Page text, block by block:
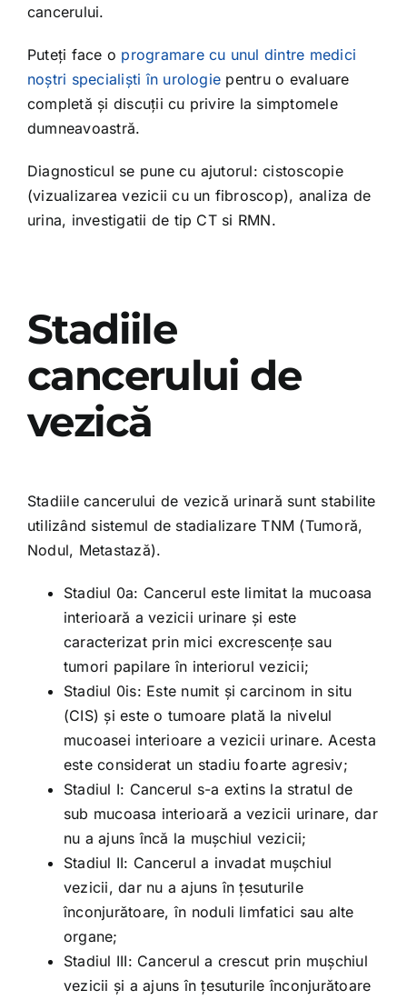
cancerului.
Puteți face o programare cu unul dintre medici
noștri specialiști în urologie pentru o evaluare
completă și discuții cu privire la simptomele
dumneavoastră.
Diagnosticul se pune cu ajutorul: cistoscopie
(vizualizarea vezicii cu un fibroscop), analiza de
urina, investigatii de tip CT si RMN.
Stadiile
cancerului de
vezică
Stadiile cancerului de vezică urinară sunt stabilite
utilizând sistemul de stadializare TNM (Tumoră,
Nodul, Metastază).
Stadiul 0a: Cancerul este limitat la mucoasa
interioară a vezicii urinare și este
caracterizat prin mici excrescențe sau
tumori papilare în interiorul vezicii;
Stadiul 0is: Este numit și carcinom in situ
(CIS) și este o tumoare plată la nivelul
mucoasei interioare a vezicii urinare. Acesta
este considerat un stadiu foarte agresiv;
Stadiul I: Cancerul s-a extins la stratul de
sub mucoasa interioară a vezicii urinare, dar
nu a ajuns încă la mușchiul vezicii;
Stadiul II: Cancerul a invadat mușchiul
vezicii, dar nu a ajuns în țesuturile
înconjurătoare, în noduli limfatici sau alte
organe;
Stadiul III: Cancerul a crescut prin mușchiul
vezicii și a ajuns în țesuturile înconjurătoare